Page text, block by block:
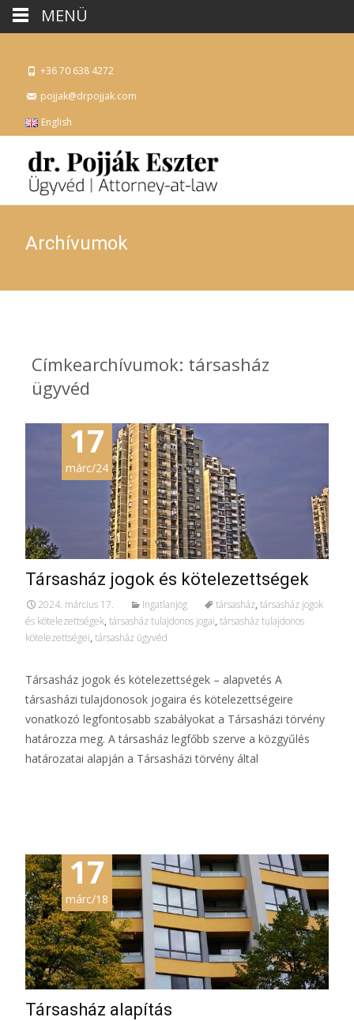
+36 70 638 4272
pojjak@drpojjak.com
English
Archívumok
Címkearchívumok: társasház
ügyvéd
17
márc/24
Társasház jogok és kötelezettségek
2024. március 17. Ingatlanjog társasház, társasház jogok
és kötelezettségek, társasház tulajdonos jogai, társasház tulajdonos
kötelezettségei, társasház ügyvéd
Társasház jogok és kötelezettségek – alapvetés A
társasházi tulajdonosok jogaira és kötelezettségeire
vonatkozó legfontosabb szabályokat a Társasházi törvény
határozza meg. A társasház legfőbb szerve a közgyűlés
határozatai alapján a Társasházi törvény által
17
márc/18
Társasház alapítás
MENÜ